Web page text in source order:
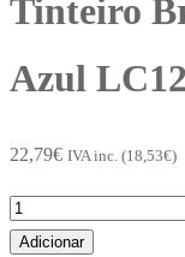
Tinteiro
Azul
22,79€ IVA inc. (18,53€)
Quantidade
deAdicionar